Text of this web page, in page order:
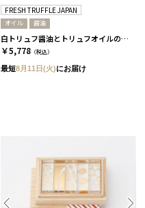
FRESH TRUFFLE JAPAN
オイル 醤油
白トリュフ醤油とトリュフオイルのセット［FRESH TRUFFLE JAPAN］
￥5,778 （税込）
最短8月11日(火)にお届け